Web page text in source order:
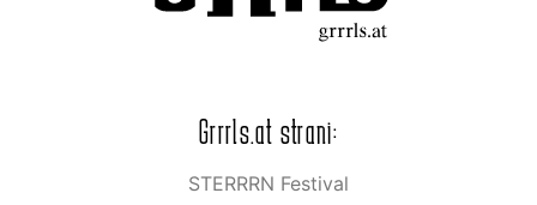
Grrrls.at strani:
STERRRN Festival